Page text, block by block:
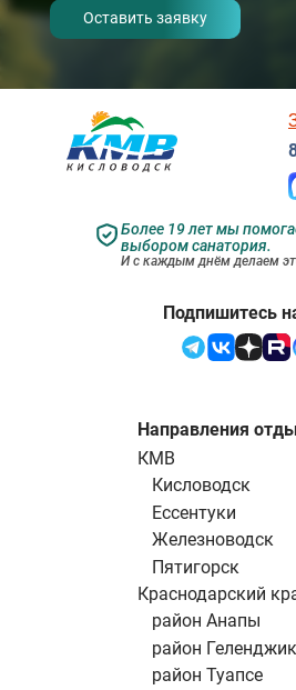
Подпишитесь
Более 19 лет мы
выбором санатория.
И с каждым днём делаем
Направления
КМВ
Кисловодск
Ессентуки
Железноводск
Пятигорск
Краснодарский
район Анапы
район
район Туапсе